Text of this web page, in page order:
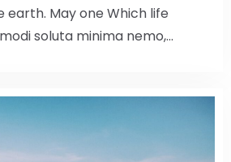
May one Which life
soluta minima nemo,…